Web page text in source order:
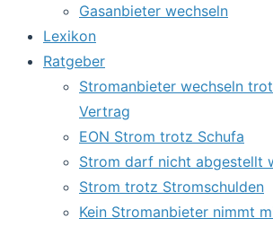
Gasanbieter wechseln
Lexikon
Ratgeber
Stromanbieter wechseln
Vertrag
EON Strom trotz Schufa
Strom darf nicht abgestellt
Strom trotz Stromschulden
Kein Stromanbieter nimmt